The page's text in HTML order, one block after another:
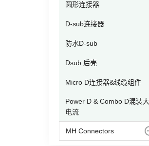
圆形连接器
D-sub连接器
防水D-sub
Dsub 后壳
Micro D连接器&线缆组件
Power D & Combo D混装大
电流
MH Connectors